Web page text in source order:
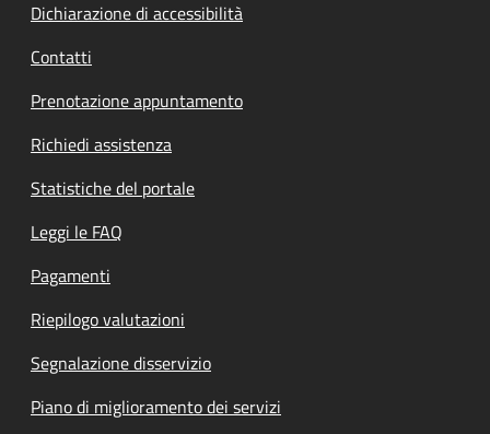
Dichiarazione di accessibilità
Contatti
Prenotazione appuntamento
Richiedi assistenza
Statistiche del portale
Leggi le FAQ
Pagamenti
Riepilogo valutazioni
Segnalazione disservizio
Piano di miglioramento dei servizi